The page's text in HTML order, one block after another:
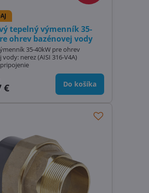
tepelný výmenník 35-
ohrev bazénovej vody
35-40kW pre ohrev
vody: nerez (AISI 316-V4A)
€ Do košíka